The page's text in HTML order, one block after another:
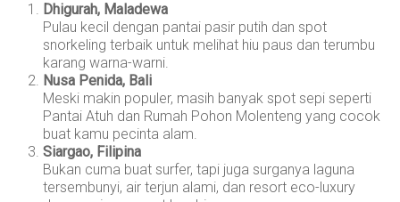
Dhigurah, Maladewa
Pulau kecil dengan pantai pasir putih dan spot
snorkeling terbaik untuk melihat hiu paus dan terumbu
karang warna-warni.
Nusa Penida, Bali
Meski makin populer, masih banyak spot sepi seperti
Pantai Atuh dan Rumah Pohon Molenteng yang cocok
buat kamu pecinta alam.
Siargao, Filipina
Bukan cuma buat surfer, tapi juga surganya laguna
tersembunyi, air terjun alami, dan resort eco-luxury